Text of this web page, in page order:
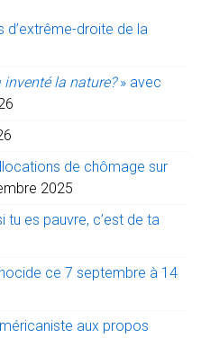
d’extrême-droite de la
inventé la nature?» avec
de chômage sur
2025
tu es pauvre, c’est de ta
ce 7 septembre à 14
aux propos